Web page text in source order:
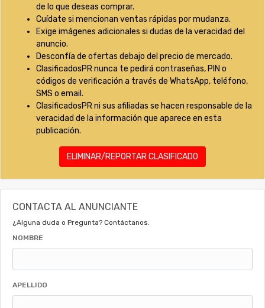
de lo que deseas comprar.
Cuídate si mencionan ventas rápidas por mudanza.
Exige imágenes adicionales si dudas de la veracidad del
anuncio.
Desconfía de ofertas debajo del precio de mercado.
ClasificadosPR nunca te pedirá contraseñas, PIN o
códigos de verificación a través de WhatsApp, teléfono,
SMS o email.
ClasificadosPR ni sus afiliadas se hacen responsable de la
veracidad de la información que aparece en esta
publicación.
ELIMINAR/REPORTAR CLASIFICADO
CONTACTA AL ANUNCIANTE
¿Alguna duda o Pregunta? Contáctanos.
NOMBRE
APELLIDO